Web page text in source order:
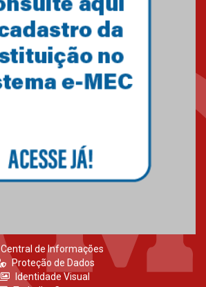
Primeiro culto do ano ressalta o
27.02.2026
Central de Informações
Proteção de Dados
Identidade Visual